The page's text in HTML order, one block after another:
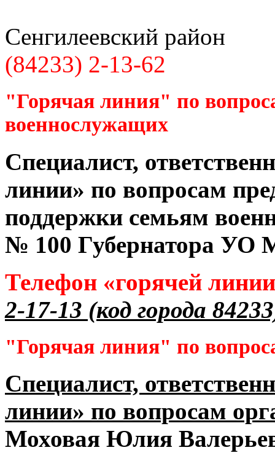
Сенгилеевский район
(84233) 2-13-62
"Горячая линия" по
военнослужащих
Специалист,
линии» по вопросам
поддержки семьям
№ 100 Губернатора УО
Телефон «горячей
2-17-13 (код города
"Горячая линия" по
Специалист,
линии» по вопросам
Моховая Юлия